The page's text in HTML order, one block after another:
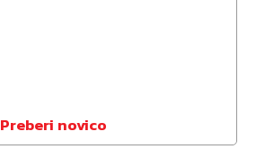
Preberi novico